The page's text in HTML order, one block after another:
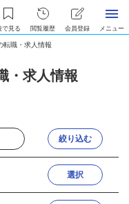
で見る 閲覧履歴 会員登録 メニュー
転職・求人情報
・求人情報
絞り込む
選択